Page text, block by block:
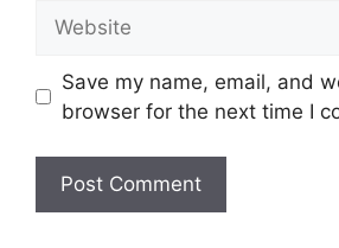
Save my name, email, and
browser for the next time I